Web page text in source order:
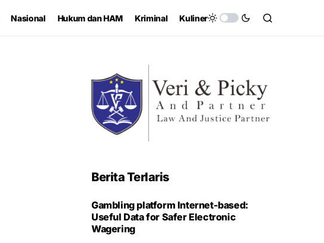
Nasional Hukum dan HAM Kriminal Kuliner
Berita Terlaris
Gambling platform Internet-based:
Useful Data for Safer Electronic
Wagering